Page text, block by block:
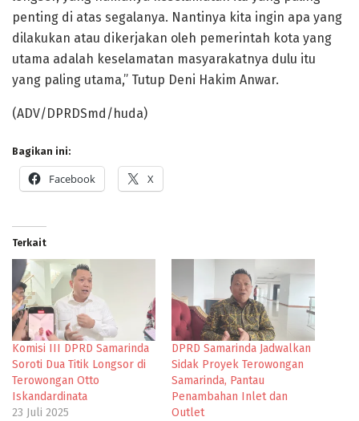
penting di atas segalanya. Nantinya kita ingin apa yang
dilakukan atau dikerjakan oleh pemerintah kota yang
utama adalah keselamatan masyarakatnya dulu itu
yang paling utama,” Tutup Deni Hakim Anwar.
(ADV/DPRDSmd/huda)
Bagikan ini:
Facebook X
Terkait
Komisi III DPRD Samarinda
Soroti Dua Titik Longsor di
Terowongan Otto
Iskandardinata
23 Juli 2025
DPRD Samarinda Jadwalkan
Sidak Proyek Terowongan
Samarinda, Pantau
Penambahan Inlet dan
Outlet